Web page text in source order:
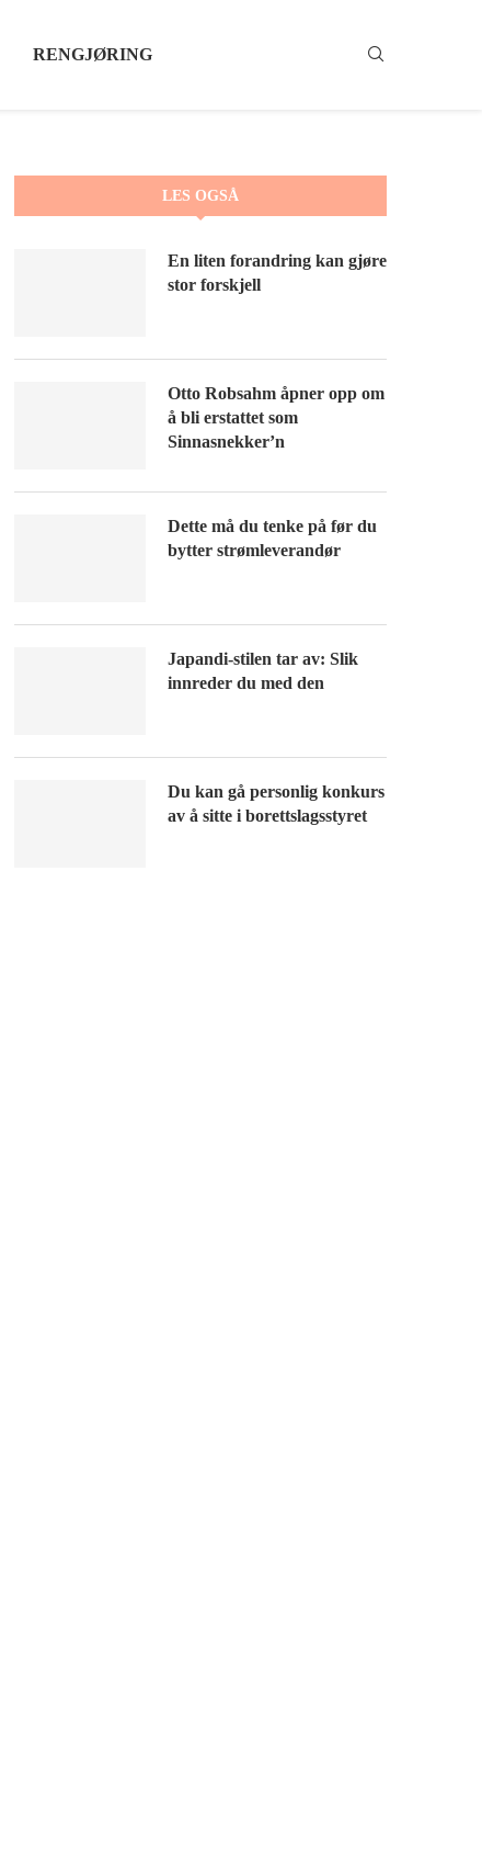
RENGJØRING
LES OGSÅ
En liten forandring kan gjøre
stor forskjell
Otto Robsahm åpner opp om
å bli erstattet som
Sinnasnekker’n
Dette må du tenke på før du
bytter strømleverandør
Japandi-stilen tar av: Slik
innreder du med den
Du kan gå personlig konkurs
av å sitte i borettslagsstyret